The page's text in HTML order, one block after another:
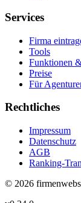
Services
Firma
Tools
Funktionen
Preise
Für
Rechtliches
Impressum
Datenschutz
AGB
Ranking-
© 2026